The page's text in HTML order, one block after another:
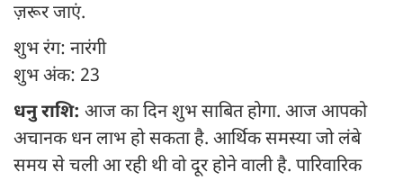
ज़रूर जाएं.
शुभ रंग: नारंगी
शुभ अंक: 23
धनु राशि: आज का दिन शुभ साबित होगा. आज आपको
अचानक धन लाभ हो सकता है. आर्थिक समस्या जो लंबे
समय से चली आ रही थी वो दूर होने वाली है. पारिवारिक